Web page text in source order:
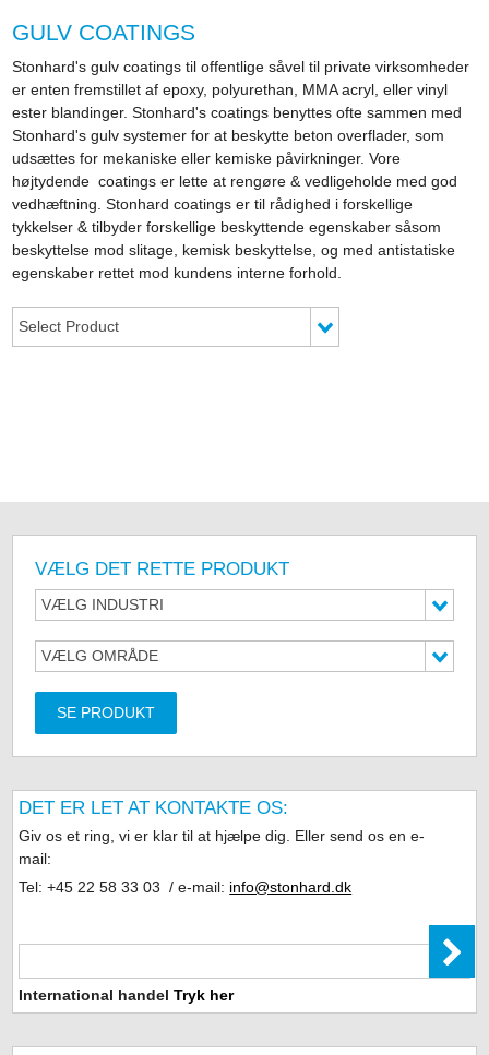
GULV COATINGS
Stonhard's gulv coatings til offentlige såvel til private virksomheder
er enten fremstillet af epoxy, polyurethan, MMA acryl, eller vinyl
ester blandinger. Stonhard's coatings benyttes ofte sammen med
Stonhard's gulv systemer for at beskytte beton overflader, som
udsættes for mekaniske eller kemiske påvirkninger. Vore
højtydende coatings er lette at rengøre & vedligeholde med god
vedhæftning. Stonhard coatings er til rådighed i forskellige
tykkelser & tilbyder forskellige beskyttende egenskaber såsom
beskyttelse mod slitage, kemisk beskyttelse, og med antistatiske
egenskaber rettet mod kundens interne forhold.
Select Product
VÆLG DET RETTE PRODUKT
VÆLG INDUSTRI
VÆLG OMRÅDE
SE PRODUKT
DET ER LET AT KONTAKTE OS:
Giv os et ring, vi er klar til at hjælpe dig. Eller send os en e-
mail:
Tel: +45 22 58 33 03 / e-mail: info@stonhard.dk
International handelTryk her